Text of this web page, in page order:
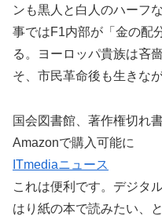
ンも黒人と白人のハーフ
事ではF1内部が「金の配
る。ヨーロッパ貴族は吝
そ、市民革命後も生きな
国会図書館、著作権切れ
Amazonで購入可能に
ITmediaニュース
これは便利です。デジタ
はり紙の本で読みたい、